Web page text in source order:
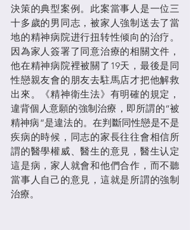
決策的典型案例。此案當事人是一位三
十多歲的男同志，被家人強制送去了當
地的精神病院进行扭转性倾向的治疗。
因為家人簽署了同意治療的相關文件，
他在精神病院裡被關了19天，最後是同
性戀親友會的朋友去駐馬店才把他解救
出來。《精神衛生法》有明確的規定，
違背個人意願的強制治療，即所謂的“被
精神病”是違法的。在判斷同性戀是不是
疾病的時候，同志的家長往往會相信所
謂的醫學權威、醫生的意見，醫生认定
這是病，家人就會和他們合作，而不聽
當事人自己的意見，這就是所謂的強制
治療。